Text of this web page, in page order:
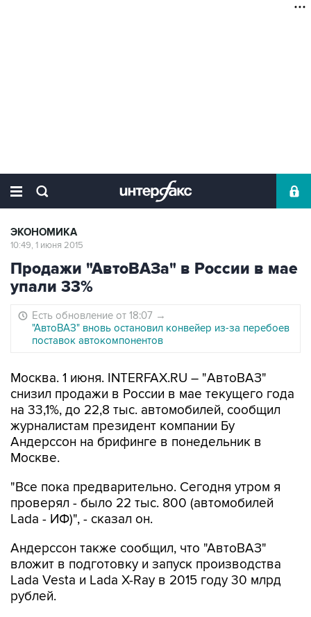
ЭКОНОМИКА
10:49, 1 июня 2015
Продажи "АвтоВАЗа" в России в мае
упали 33%
Есть обновление от 18:07 →
"АвтоВАЗ" вновь остановил конвейер из-за перебоев
поставок автокомпонентов
Москва. 1 июня. INTERFAX.RU – "АвтоВАЗ"
снизил продажи в России в мае текущего года
на 33,1%, до 22,8 тыс. автомобилей, сообщил
журналистам президент компании Бу
Андерссон на брифинге в понедельник в
Москве.
"Все пока предварительно. Сегодня утром я
проверял - было 22 тыс. 800 (автомобилей
Lada - ИФ)", - сказал он.
Андерссон также сообщил, что "АвтоВАЗ"
вложит в подготовку и запуск производства
Lada Vesta и Lada X-Ray в 2015 году 30 млрд
рублей.